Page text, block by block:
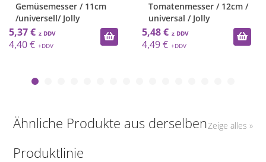
Gemüsemesser / 11cm
/universell/ Jolly
5,37 €
4,40 €
Tomatenmesser / 12cm /
universal / Jolly
5,48 €
4,49 €
Ähnliche Produkte aus derselben
Produktlinie
Zeige alles »